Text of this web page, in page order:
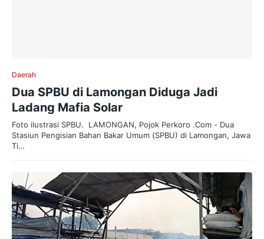
Daerah
Dua SPBU di Lamongan Diduga Jadi
Ladang Mafia Solar
Foto ilustrasi SPBU. LAMONGAN, Pojok Perkoro .Com - Dua
Stasiun Pengisian Bahan Bakar Umum (SPBU) di Lamongan, Jawa
Ti…